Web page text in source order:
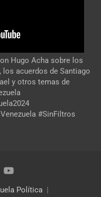
Hugo Acha sobre los
acuerdos de Santiago
y otros temas de
#SinFiltros
Política